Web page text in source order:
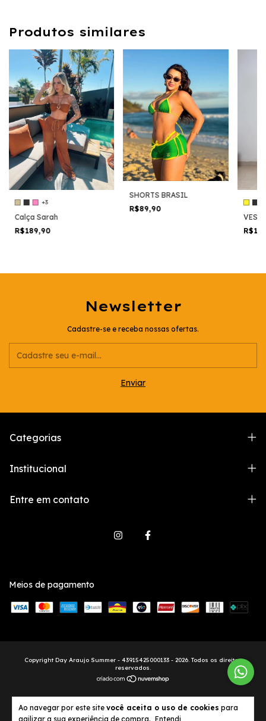
Ao navegar por este site você aceita o uso de cookies para
agilizar a sua experiência de compra. Entendi
Produtos similares
+3
Calça Sarah
R$189,90
SHORTS BRASIL
R$89,90
Newsletter
Cadastre-se e receba nossas ofertas.
Categorias
Institucional
Entre em contato
Meios de pagamento
Copyright Day Araujo Summer - 43915425000133 - 2026. Todos os direitos
reservados.